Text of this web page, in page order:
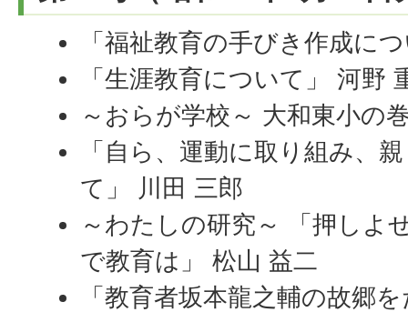
「福祉教育の手びき作成に
「生涯教育について」 河野
～おらが学校～ 大和東小の
「自ら、運動に取り組み、
て」 川田 三郎
～わたしの研究～ 「押しよ
で教育は」 松山 益二
「教育者坂本龍之輔の故郷